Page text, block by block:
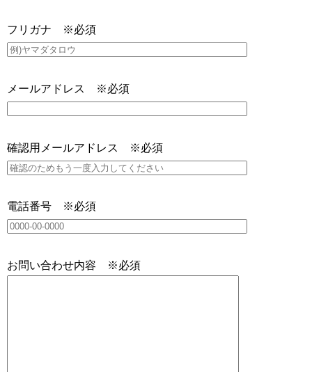
フリガナ ※必須
メールアドレス ※必須
確認用メールアドレス ※必須
電話番号 ※必須
お問い合わせ内容 ※必須